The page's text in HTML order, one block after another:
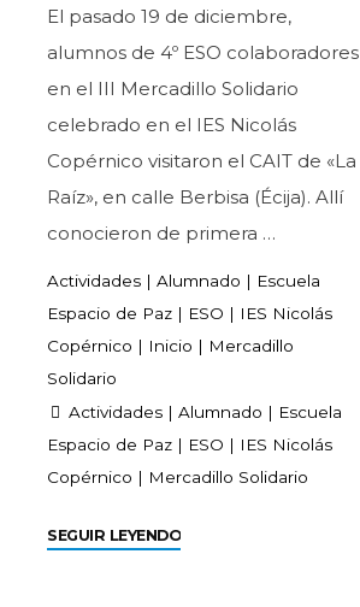
El pasado 19 de diciembre,
alumnos de 4º ESO colaboradores
en el III Mercadillo Solidario
celebrado en el IES Nicolás
Copérnico visitaron el CAIT de «La
Raíz», en calle Berbisa (Écija). Allí
conocieron de primera …
Actividades | Alumnado | Escuela
Espacio de Paz | ESO | IES Nicolás
Copérnico | Inicio | Mercadillo
Solidario
Actividades| Alumnado | Escuela
Espacio de Paz | ESO | IES Nicolás
Copérnico | Mercadillo Solidario
SEGUIR LEYENDO